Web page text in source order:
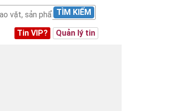
TÌM KIẾM
Tin VIP? Quản lý tin